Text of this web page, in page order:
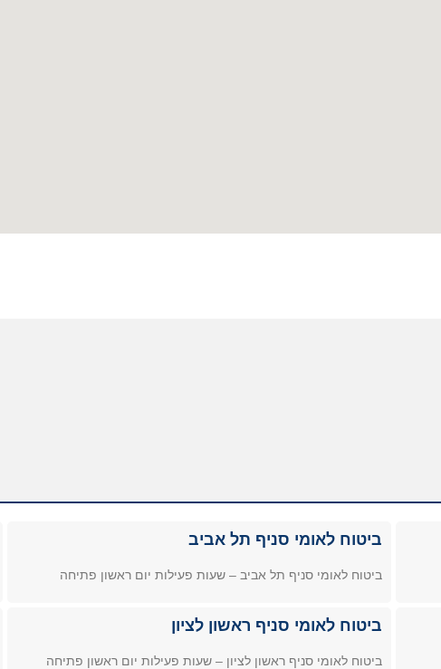
ביטוח לאומי סניף תל אביב
ביטוח לאומי סניף תל אביב – שעות פעילות יום ראשון פתיחה
ביטוח לאומי סניף ראשון לציון
ביטוח לאומי סניף ראשון לציון – שעות פעילות יום ראשון פתיחה